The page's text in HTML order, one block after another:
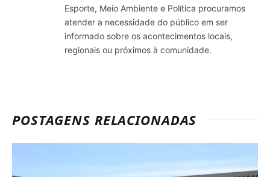
Esporte, Meio Ambiente e Política procuramos
atender a necessidade do público em ser
informado sobre os acontecimentos locais,
regionais ou próximos à comunidade.
POSTAGENS RELACIONADAS